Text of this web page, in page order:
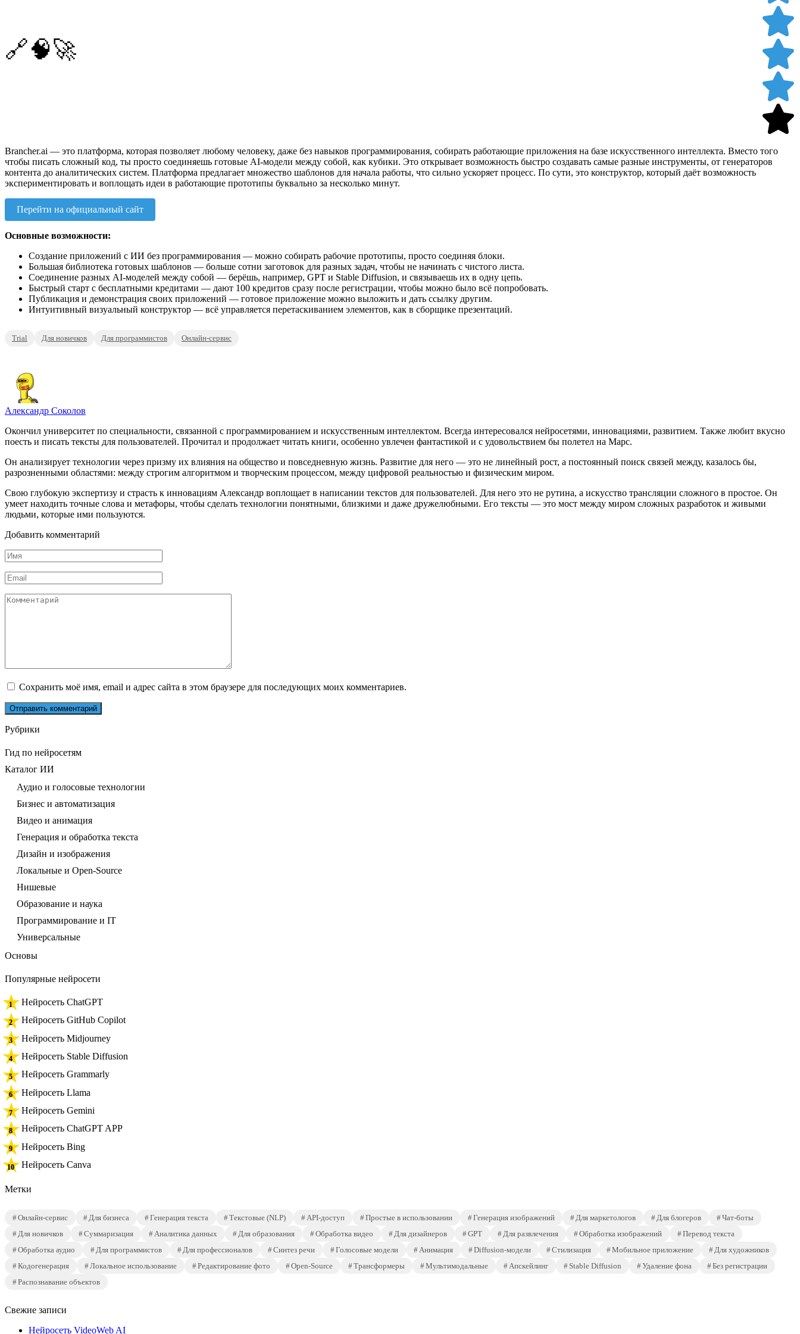
🔗🧠🚀
Brancher.ai — это платформа, которая позволяет любому человеку, даже без навыков программирования, собирать работающие приложения на базе искусственного интеллекта. Вместо того
чтобы писать сложный код, ты просто соединяешь готовые AI-модели между собой, как кубики. Это открывает возможность быстро создавать самые разные инструменты, от генераторов
контента до аналитических систем. Платформа предлагает множество шаблонов для начала работы, что сильно ускоряет процесс. По сути, это конструктор, который даёт возможность
экспериментировать и воплощать идеи в работающие прототипы буквально за несколько минут.
Перейти на официальный сайт
Основные возможности:
Создание приложений с ИИ без программирования — можно собирать рабочие прототипы, просто соединяя блоки.
Большая библиотека готовых шаблонов — больше сотни заготовок для разных задач, чтобы не начинать с чистого листа.
Соединение разных AI-моделей между собой — берёшь, например, GPT и Stable Diffusion, и связываешь их в одну цепь.
Быстрый старт с бесплатными кредитами — дают 100 кредитов сразу после регистрации, чтобы можно было всё попробовать.
Публикация и демонстрация своих приложений — готовое приложение можно выложить и дать ссылку другим.
Интуитивный визуальный конструктор — всё управляется перетаскиванием элементов, как в сборщике презентаций.
Trial Для новичков Для программистов Онлайн-сервис
Александр Соколов
Окончил университет по специальности, связанной с программированием и искусственным интеллектом. Всегда интересовался нейросетями, инновациями, развитием. Также любит вкусно
поесть и писать тексты для пользователей. Прочитал и продолжает читать книги, особенно увлечен фантастикой и с удовольствием бы полетел на Марс.
Он анализирует технологии через призму их влияния на общество и повседневную жизнь. Развитие для него — это не линейный рост, а постоянный поиск связей между, казалось бы,
разрозненными областями: между строгим алгоритмом и творческим процессом, между цифровой реальностью и физическим миром.
Свою глубокую экспертизу и страсть к инновациям Александр воплощает в написании текстов для пользователей. Для него это не рутина, а искусство трансляции сложного в простое. Он
умеет находить точные слова и метафоры, чтобы сделать технологии понятными, близкими и даже дружелюбными. Его тексты — это мост между миром сложных разработок и живыми
людьми, которые ими пользуются.
Добавить комментарий
Имя
*
Email
*
Комментарий
Сохранить моё имя, email и адрес сайта в этом браузере для последующих моих комментариев.
Рубрики
Гид по нейросетям
Каталог ИИ
Аудио и голосовые технологии
Бизнес и автоматизация
Видео и анимация
Генерация и обработка текста
Дизайн и изображения
Локальные и Open-Source
Нишевые
Образование и наука
Программирование и IT
Универсальные
Основы
Популярные нейросети
Нейросеть ChatGPT
Нейросеть GitHub Copilot
Нейросеть Midjourney
Нейросеть Stable Diffusion
Нейросеть Grammarly
Нейросеть Llama
Нейросеть Gemini
Нейросеть ChatGPT APP
Нейросеть Bing
Нейросеть Canva
Метки
Онлайн-сервис Для бизнеса Генерация текста Текстовые (NLP) API-доступ Простые в использовании Генерация изображений Для маркетологов Для блогеров
Чат-боты
Для новичков
Суммаризация Аналитика данных Для образования Обработка видео Для дизайнеров GPT Для развлечения Обработка изображений
Перевод текста
Обработка аудио
Для программистов Для профессионалов Синтез речи Голосовые модели Анимация Diffusion-модели Стилизация Мобильное приложение
Для художников
Кодогенерация
Локальное использование Редактирование фото Open-Source Трансформеры Мультимодальные Апскейлинг Stable Diffusion Удаление фона
Без регистрации
Распознавание объектов
Свежие записи
Нейросеть VideoWeb AI